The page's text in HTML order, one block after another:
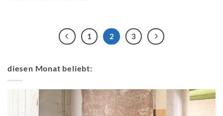
1 2 3
diesen Monat beliebt: